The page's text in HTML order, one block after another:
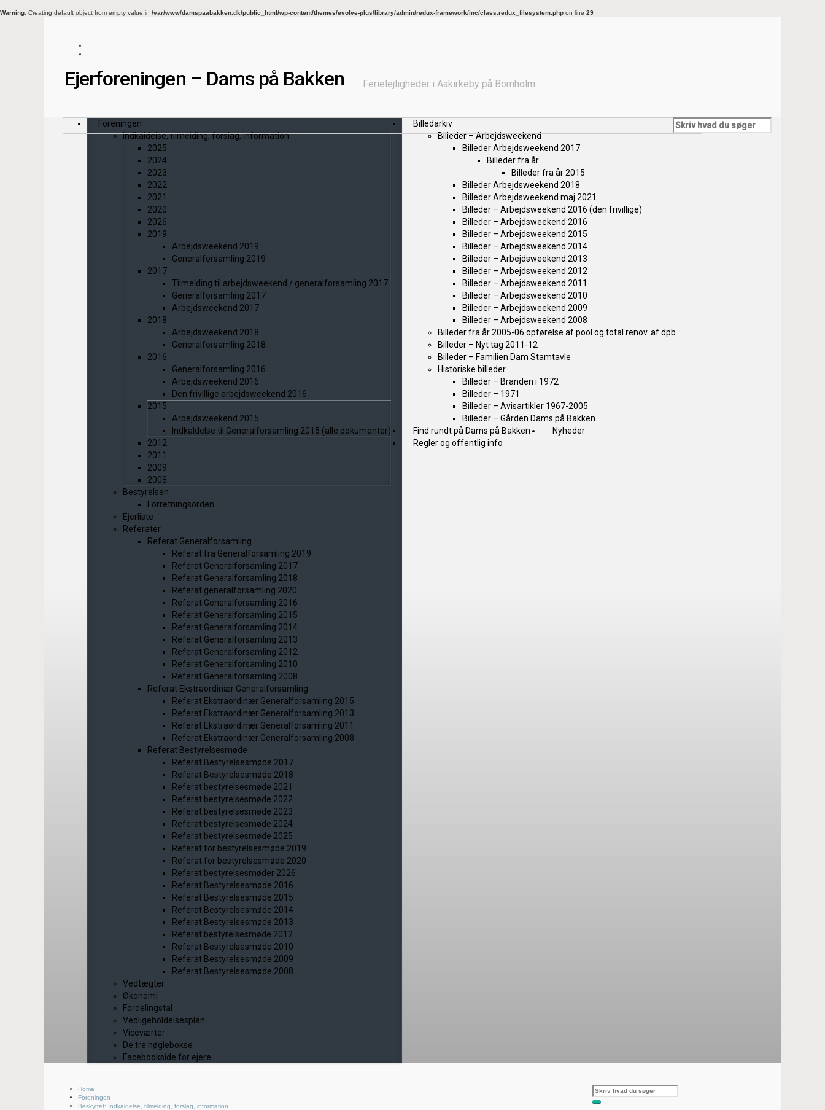
Warning: Creating default object from empty value in /var/www/damspaabakken.dk/public_html/wp-content/themes/evolve-plus/library/admin/redux-framework/inc/class.redux_filesystem.php on line 29
Ejerforeningen – Dams på Bakken Ferielejligheder i Aakirkeby på Bornholm
Foreningen
Indkaldelse, tilmelding, forslag, information
2025
2024
2023
2022
2021
2020
2026
2019
Arbejdsweekend 2019
Generalforsamling 2019
2017
Tilmelding til arbejdsweekend / generalforsamling 2017
Generalforsamling 2017
Arbejdsweekend 2017
2018
Arbejdsweekend 2018
Generalforsamling 2018
2016
Generalforsamling 2016
Arbejdsweekend 2016
Den frivillige arbejdsweekend 2016
2015
Arbejdsweekend 2015
Indkaldelse til Generalforsamling 2015 (alle dokumenter)
2012
2011
2009
2008
Bestyrelsen
Forretningsorden
Ejerliste
Referater
Referat Generalforsamling
Referat fra Generalforsamling 2019
Referat Generalforsamling 2017
Referat Generalforsamling 2018
Referat generalforsamling 2020
Referat Generalforsamling 2016
Referat Generalforsamling 2015
Referat Generalforsamling 2014
Referat Generalforsamling 2013
Referat Generalforsamling 2012
Referat Generalforsamling 2010
Referat Generalforsamling 2008
Referat Ekstraordinær Generalforsamling
Referat Ekstraordinær Generalforsamling 2015
Referat Ekstraordinær Generalforsamling 2013
Referat Ekstraordinær Generalforsamling 2011
Referat Ekstraordinær Generalforsamling 2008
Referat Bestyrelsesmøde
Referat Bestyrelsesmøde 2017
Referat Bestyrelsesmøde 2018
Referat bestyrelsesmøde 2021
Referat bestyrelsesmøde 2022
Referat bestyrelsesmøde 2023
Referat bestyrelsesmøde 2024
Referat bestyrelsesmøde 2025
Referat for bestyrelsesmøde 2019
Referat for bestyrelsesmøde 2020
Referat bestyrelsesmøder 2026
Referat Bestyrelsesmøde 2016
Referat Bestyrelsesmøde 2015
Referat Bestyrelsesmøde 2014
Referat Bestyrelsesmøde 2013
Referat bestyrelsesmøde 2012
Referat Bestyrelsesmøde 2010
Referat Bestyrelsesmøde 2009
Referat Bestyrelsesmøde 2008
Vedtægter
Økonomi
Fordelingstal
Vedligeholdelsesplan
Viceværter
De tre nøglebokse
Facebookside for ejere
Billedarkiv
Billeder – Arbejdsweekend
Billeder Arbejdsweekend 2017
Billeder fra år …
Billeder fra år 2015
Billeder Arbejdsweekend 2018
Billeder Arbejdsweekend maj 2021
Billeder – Arbejdsweekend 2016 (den frivillige)
Billeder – Arbejdsweekend 2016
Billeder – Arbejdsweekend 2015
Billeder – Arbejdsweekend 2014
Billeder – Arbejdsweekend 2013
Billeder – Arbejdsweekend 2012
Billeder – Arbejdsweekend 2011
Billeder – Arbejdsweekend 2010
Billeder – Arbejdsweekend 2009
Billeder – Arbejdsweekend 2008
Billeder fra år 2005-06 opførelse af pool og total renov. af dpb
Billeder – Nyt tag 2011-12
Billeder – Familien Dam Stamtavle
Historiske billeder
Billeder – Branden i 1972
Billeder – 1971
Billeder – Avisartikler 1967-2005
Billeder – Gården Dams på Bakken
Find rundt på Dams på Bakken
Nyheder
Regler og offentlig info
Home
Foreningen
Beskyttet: Indkaldelse, tilmelding, forslag, information